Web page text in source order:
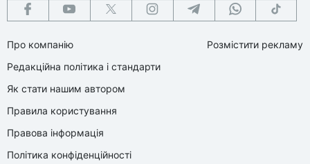
Про компанію
Редакційна політика і стандарти
Як стати нашим автором
Правила користування
Правова інформація
Політика конфіденційності
Розмістити рекламу